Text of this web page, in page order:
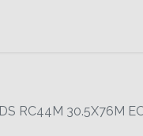
RC44M 30.5X76M